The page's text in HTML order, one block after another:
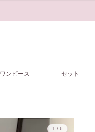
ワンピース セット
1 / 6